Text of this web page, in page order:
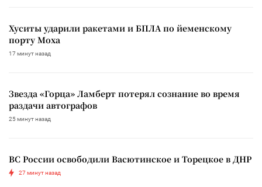
Хуситы ударили ракетами и БПЛА по йеменскому
порту Моха
17 минут назад
Звезда «Горца» Ламберт потерял сознание во время
раздачи автографов
25 минут назад
ВС России освободили Васютинское и Торецкое в ДНР
27 минут назад